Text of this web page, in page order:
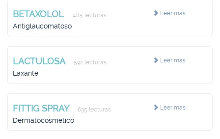
Leer más
BETAXOLOL 485 lecturas
Antiglaucomatoso
Leer más
LACTULOSA 591 lecturas
Laxante
Leer más
FITTIG SPRAY 635 lecturas
Dermatocosmético